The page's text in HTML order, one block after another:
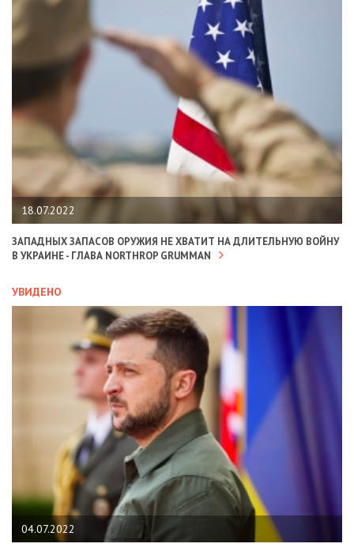
18.07.2022
ЗАПАДНЫХ ЗАПАСОВ ОРУЖИЯ НЕ ХВАТИТ НА ДЛИТЕЛЬНУЮ ВОЙНУ
В УКРАИНЕ - ГЛАВА NORTHROP GRUMMAN
УВИДЕНО
04.07.2022